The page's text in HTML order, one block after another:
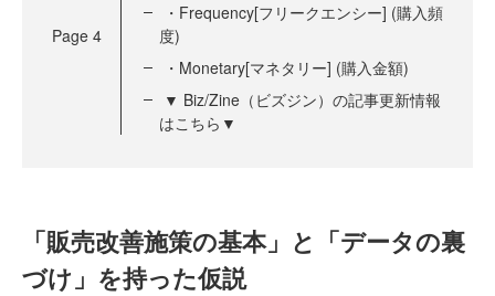
Page 4
・Frequency[フリークエンシー] (購入頻
度)
・Monetary[マネタリー] (購入金額)
▼ Biz/Zine（ビズジン）の記事更新情報
はこちら▼
「販売改善施策の基本」と「データの裏
づけ」を持った仮説